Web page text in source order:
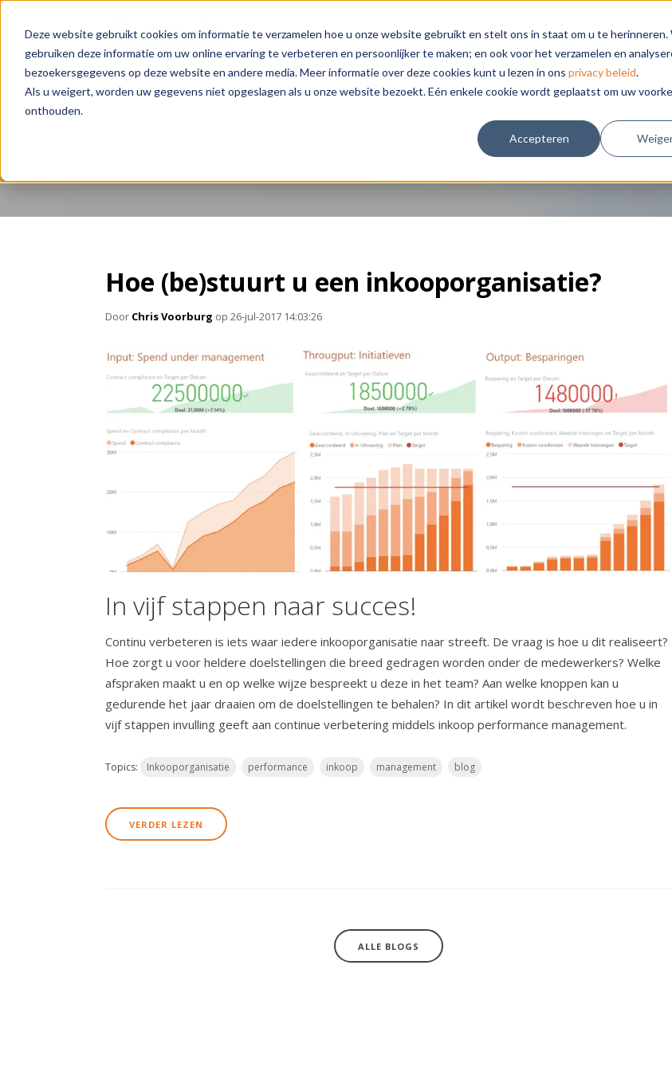
Deze website gebruikt cookies om informatie te verzamelen hoe u onze website gebruikt en stelt ons in staat om u te herinneren.
gebruiken deze informatie om uw online ervaring te verbeteren en persoonlijker te maken; en ook voor het verzamelen en
bezoekersgegevens op deze website en andere media. Meer informatie over deze cookies kunt u lezen in ons privacy beleid.
Als u weigert, worden uw gegevens niet opgeslagen als u onze website bezoekt. Eén enkele cookie wordt geplaatst om uw
onthouden.
Accepteren
DIGITALISERING THEMA'S KLANTEN
Hoe (be)stuurt u een inkooporganisatie?
Door Chris Voorburg op 26-jul-2017 14:03:26
In vijf stappen naar succes!
Continu verbeteren is iets waar iedere inkooporganisatie naar streeft. De vraag is hoe u dit realiseert?
Hoe zorgt u voor heldere doelstellingen die breed gedragen worden onder de medewerkers? Welke
afspraken maakt u en op welke wijze bespreekt u deze in het team? Aan welke knoppen kan u
gedurende het jaar draaien om de doelstellingen te behalen? In dit artikel wordt beschreven hoe u in
vijf stappen invulling geeft aan continue verbetering middels inkoop performance management.
Topics: Inkooporganisatie performance inkoop management blog
VERDER LEZEN
ALLE BLOGS